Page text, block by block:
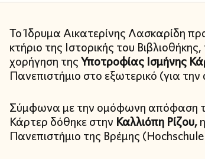
Το Ίδρυμα Αικατερίνης Λασκαρίδη
κτήριο της Ιστορικής του
χορήγηση τηςΥποτροφίας Ισμήνης
Πανεπιστήμιο στο εξωτερικό (για
Σύμφωνα με την ομόφωνη απόφαση
Κάρτερ δόθηκε στην Καλλιόπη Ρίζου,
Πανεπιστήμιο της Βρέμης